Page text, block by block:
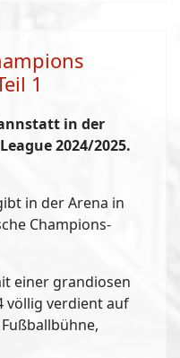
1
in der
2024/2025.
in der Arena in
Champions-
einer grandiosen
völlig verdient auf